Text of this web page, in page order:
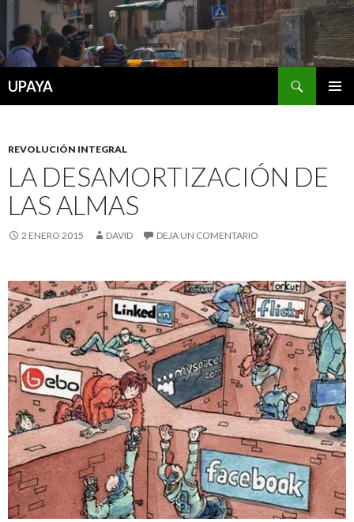
UPAYA
REVOLUCIÓN INTEGRAL
LA DESAMORTIZACIÓN DE
LAS ALMAS
2 ENERO 2015 DAVID DEJA UN COMENTARIO